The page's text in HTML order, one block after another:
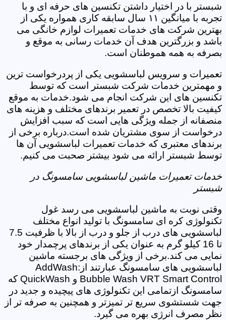
شبستر با در اختیار داشتن تکنسین های حرفه ای و با
تجربه با میانگین ۱۱ سال سابقه کاری همواره یکی از
بهترین شرکت های خدمات تعمیرات لوازم خانگی می
باشد و بزرگترین هدف آن خدمات رسانی به موقع و
بصرفه به همه هموطنان است.
تعمیرات و سرویس لباسشویی یکی از پردرخواست ترین
و مهمترین خدمات شرکت شبستر است که توسط
تکنسین های این شرکت انجام می شود.خدمات به موقع
کیفیت بالا تخصص در تعمیر برندهای مختلف و هزینه های
منصفانه از جمله ویژگی هایی است که سبب افزایش
درخواست از سوی مشتریان شده است.درباره برخی از
برندهای معتبری که خدمات تعمیرات لباسشویی آن ها
توسط شبستر ارائه می شود بیشتر صحبت می کنیم.
خدمات تعمیرات ماشین لباسشویی سامسونگ در
شبستر
وقتی نوبت به ماشین لباسشویی می رسد غول
تکنولوژی کره ای سامسونگ با تولید انواع مختلف
لباسشویی های درب از جلو و درب از بالا با ظرفیت 7.5
تا 16 کیلو گرم به عنوان یکی از برندهای پرچمدار خود
نمایی می کند.برخی از ویژگی های برجسته ماشین
لباسشویی های سامسونگ عبارتند از:AddWash
Bubble Wash VRT Smart Control و QuickWash که
سامسونگ ازتمامی این تکنولوژی های پیچیده و جدید در
جهت شستشوی سریع تر تمیزتر و همچنین به صرفه تر از
نظر مصرف انرژی بهره می گیرد.